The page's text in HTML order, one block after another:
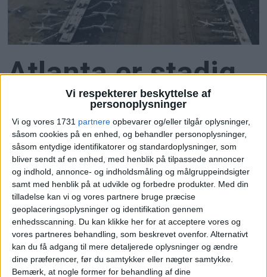
Vi respekterer beskyttelse af
personoplysninger
Vi og vores 1731 partnere opbevarer og/eller tilgår oplysninger,
såsom cookies på en enhed, og behandler personoplysninger,
såsom entydige identifikatorer og standardoplysninger, som
bliver sendt af en enhed, med henblik på tilpassede annoncer
og indhold, annonce- og indholdsmåling og målgruppeindsigter
samt med henblik på at udvikle og forbedre produkter. Med din
tilladelse kan vi og vores partnere bruge præcise
geoplaceringsoplysninger og identifikation gennem
enhedsscanning. Du kan klikke her for at acceptere vores og
vores partneres behandling, som beskrevet ovenfor. Alternativt
kan du få adgang til mere detaljerede oplysninger og ændre
dine præferencer, før du samtykker eller nægter samtykke.
Bemærk, at nogle former for behandling af dine
Atlanta er stadig
verdens travleste
lufthavn
Mens Dubai og Tokyo vokser hurtigt, holder
Atlanta fast i førstepladsen blandt verdens
største lufthavne i 2025.
Norwegian kritiserer køerne på
Kastrup - kan flytte trafik til
Billund